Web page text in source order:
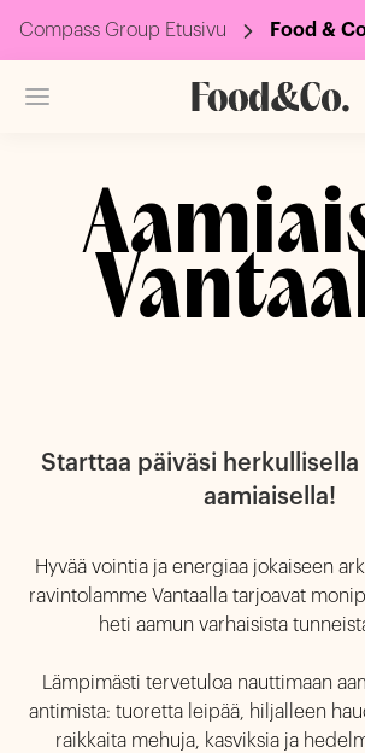
Compass Group Etusivu Food &
Starttaa päiväsi herkullisella
aamiaisella!
Hyvää vointia ja energiaa jokaiseen
ravintolamme Vantaalla tarjoavat
heti aamun varhaisista
Lämpimästi tervetuloa nauttimaan
antimista: tuoretta leipää, hiljalleen
raikkaita mehuja, kasviksia ja